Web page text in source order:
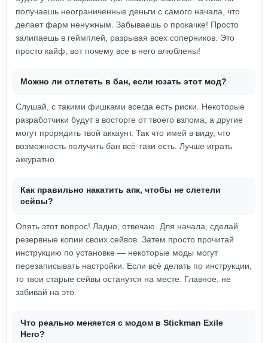
получаешь неограниченные деньги с самого начала, что
делает фарм ненужным. Забываешь о прокачке! Просто
залипаешь в геймплей, разрывая всех соперников. Это
просто кайф, вот почему все в него влюблены!
Можно ли отлететь в бан, если юзать этот мод?
Слушай, с такими фишками всегда есть риски. Некоторые
разработчики будут в восторге от твоего взлома, а другие
могут прорядить твой аккаунт. Так что имей в виду, что
возможность получить бан всё-таки есть. Лучше играть
аккуратно.
Как правильно накатить апк, чтобы не слетели
сейвы?
Опять этот вопрос! Ладно, отвечаю. Для начала, сделай
резервные копии своих сейвов. Затем просто прочитай
инструкцию по установке — некоторые моды могут
перезаписывать настройки. Если всё делать по инструкции,
то твои старые сейвы останутся на месте. Главное, не
забивай на это.
Что реально меняется с модом в Stickman Exile
Hero?